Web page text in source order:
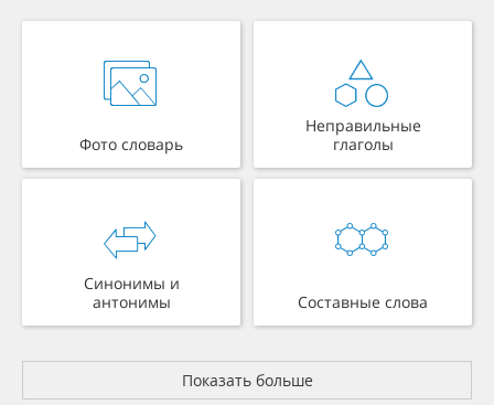
Фото словарь
Неправильные
глаголы
Синонимы и
антонимы
Составные слова
Показать больше